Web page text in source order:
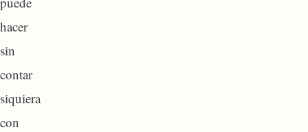
hacer
sin
contar
siquiera
con